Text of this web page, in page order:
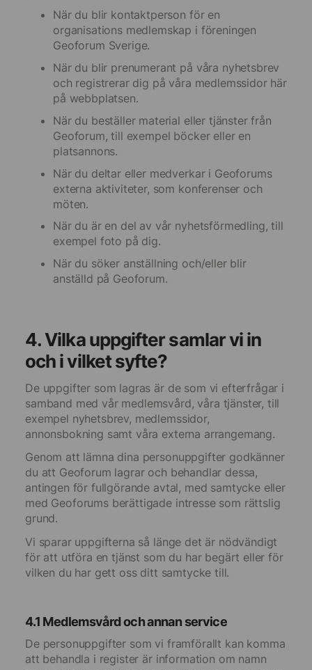
När du blir kontaktperson för en
organisations medlemskap i föreningen
Geoforum Sverige.
När du blir prenumerant på våra nyhetsbrev
och registrerar dig på våra medlemssidor här
på webbplatsen.
När du beställer material eller tjänster från
Geoforum, till exempel böcker eller en
platsannons.
När du deltar eller medverkar i Geoforums
externa aktiviteter, som konferenser och
möten.
När du är en del av vår nyhetsförmedling, till
exempel foto på dig.
När du söker anställning och/eller blir
anställd på Geoforum.
4. Vilka uppgifter samlar vi in
och i vilket syfte?
De uppgifter som lagras är de som vi efterfrågar i
samband med vår medlemsvård, våra tjänster, till
exempel nyhetsbrev, medlemssidor,
annonsbokning samt våra externa arrangemang.
Genom att lämna dina personuppgifter godkänner
du att Geoforum lagrar och behandlar dessa,
antingen för fullgörande avtal, med samtycke eller
med Geoforums berättigade intresse som rättslig
grund.
Vi sparar uppgifterna så länge det är nödvändigt
för att utföra en tjänst som du har begärt eller för
vilken du har gett oss ditt samtycke till.
4.1 Medlemsvård och annan service
De personuppgifter som vi framförallt kan komma
att behandla i register är information om namn